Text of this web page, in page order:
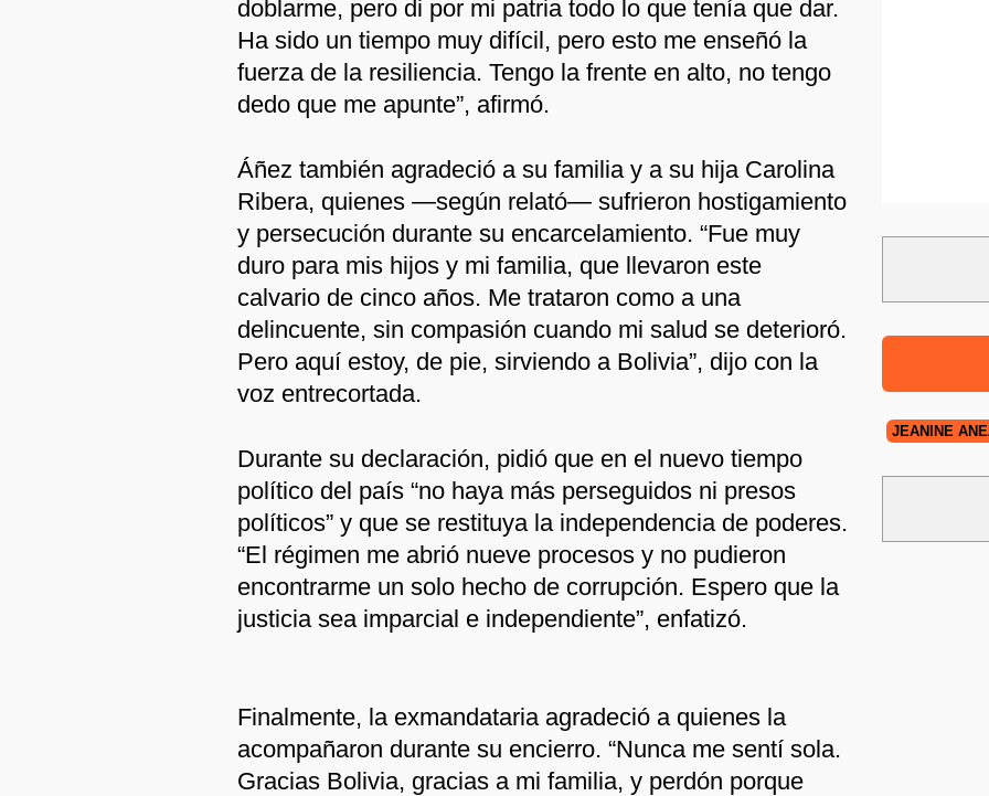
doblarme, pero di por mi patria todo lo que tenía que dar.
Ha sido un tiempo muy difícil, pero esto me enseñó la
fuerza de la resiliencia. Tengo la frente en alto, no tengo
dedo que me apunte”, afirmó.
Áñez también agradeció a su familia y a su hija Carolina
Ribera, quienes —según relató— sufrieron hostigamiento
y persecución durante su encarcelamiento. “Fue muy
duro para mis hijos y mi familia, que llevaron este
calvario de cinco años. Me trataron como a una
delincuente, sin compasión cuando mi salud se deterioró.
Pero aquí estoy, de pie, sirviendo a Bolivia”, dijo con la
voz entrecortada.
Durante su declaración, pidió que en el nuevo tiempo
político del país “no haya más perseguidos ni presos
políticos” y que se restituya la independencia de poderes.
“El régimen me abrió nueve procesos y no pudieron
encontrarme un solo hecho de corrupción. Espero que la
justicia sea imparcial e independiente”, enfatizó.
Finalmente, la exmandataria agradeció a quienes la
acompañaron durante su encierro. “Nunca me sentí sola.
Gracias Bolivia, gracias a mi familia, y perdón porque
JEANINE